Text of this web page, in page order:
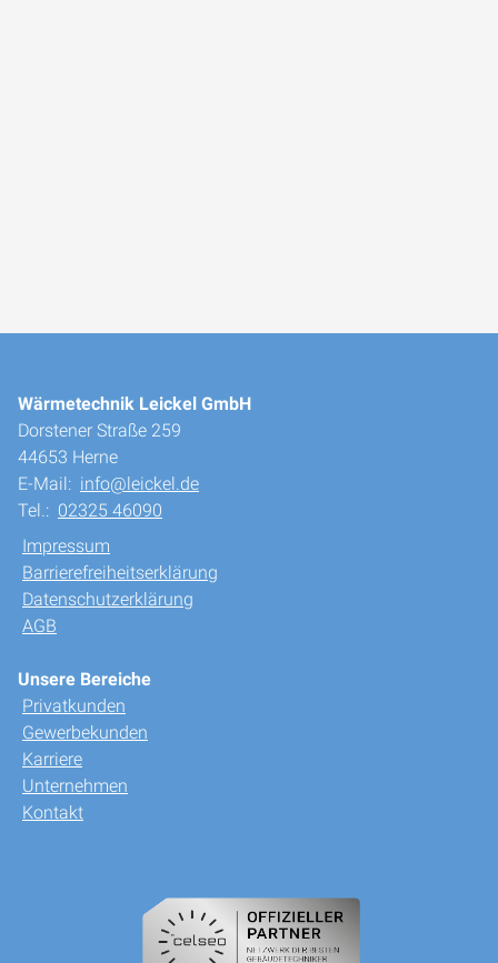
Wärmetechnik Leickel GmbH
Dorstener Straße 259
44653 Herne
E-Mail: info@leickel.de
Tel.: 02325 46090
Impressum
Barrierefreiheitserklärung
Datenschutzerklärung
AGB
Unsere Bereiche
Privatkunden
Gewerbekunden
Karriere
Unternehmen
Kontakt